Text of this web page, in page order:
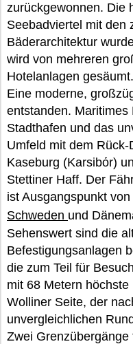
zurückgewonnen. Die
Seebadviertel mit den
Bäderarchitektur
wird von mehreren
Hotelanlagen gesäumt.
Eine moderne,
entstanden. Maritimes
Stadthafen und das
Umfeld mit dem
Kaseburg (Karsibόr)
Stettiner Haff. Der
ist Ausgangspunkt
Schweden und
Sehenswert sind die
Befestigungsanlagen
die zum Teil für
mit 68 Metern
Wolliner Seite, der
unvergleichlichen
Zwei